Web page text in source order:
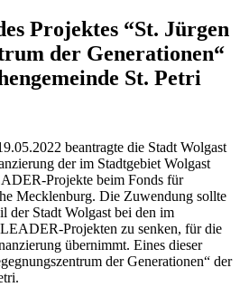
Projektes “St. Jürgen
der Generationen“
St. Petri
beantragte die Stadt Wolgast
der im Stadtgebiet Wolgast
Projekte beim Fonds für
Mecklenburg. Die Zuwendung sollte
der Stadt Wolgast bei den im
Projekten zu senken, für die
übernimmt. Eines dieser
der Generationen“ der